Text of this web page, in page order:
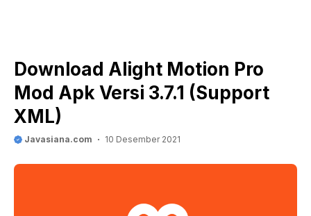
Download Alight Motion Pro
Mod Apk Versi 3.7.1 (Support
XML)
Javasiana.com 10 Desember 2021